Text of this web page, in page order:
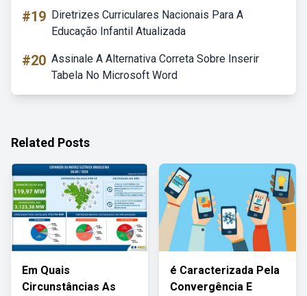
#19 Diretrizes Curriculares Nacionais Para A
Educação Infantil Atualizada
#20 Assinale A Alternativa Correta Sobre Inserir
Tabela No Microsoft Word
Related Posts
Em Quais
Circunstâncias As
é Caracterizada Pela
Convergência E